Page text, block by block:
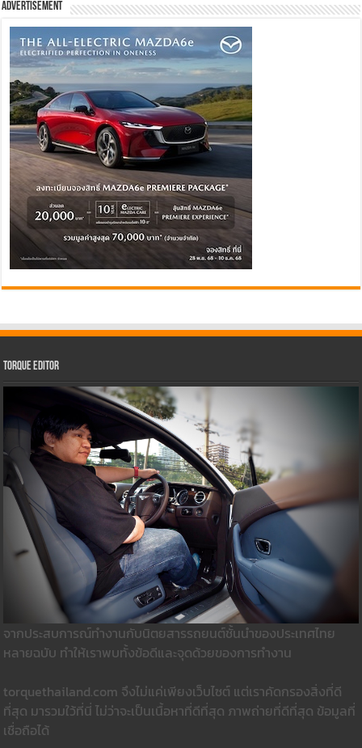
Advertisement
Torque Editor
จากประสบการณ์ทำงานกับนิตยสารรถยนต์ชั้นนำของประเทศไทย
หลายฉบับ ทำให้เราพบทั้งข้อดีและจุดด้วยของการทำงาน
torquethailand.com จึงไม่แค่เพียงเว็บไซต์ แต่เราคัดกรองสิ่งที่ดี
ที่สุด มารวมใว้ที่นี่ ไม่ว่าจะเป็นเนื้อหาที่ดีที่สุด ภาพถ่ายที่ดีที่สุด ข้อมูลที่
เชื่อถือได้